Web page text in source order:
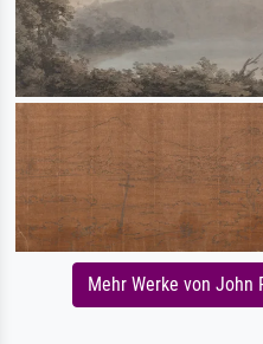
Mehr Werke von John